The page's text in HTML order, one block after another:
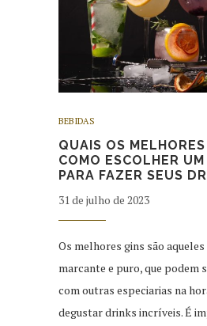
BEBIDAS
QUAIS OS
COMO ESCOLHER
PARA FAZER SEUS
31 de julho de 2023
Os melhores gins são
marcante e puro, que podem
com outras especiarias na
degustar drinks incríveis. É